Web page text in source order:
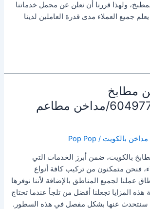
ولهذا قررنا أن نعلن عن مجمل خدماتنا
جميع العملاء مدى قدرة العاملين لدينا
مطابخ
بالكويت/60497772/مداخن مطاعم
بالكويت /
Pop Pop
بالكويت، ضمن أبرز الخدمات التي
فنحن متمكنون من تركيب كافة أنواع
عملنا لجميع المناطق بالإضافة لأننا نوفرها
هذه المزايا تجعلنا أفضل من تلجأ عندما تحتاج
سنتحدث عنها بشكل مفصل في هذه السطور.